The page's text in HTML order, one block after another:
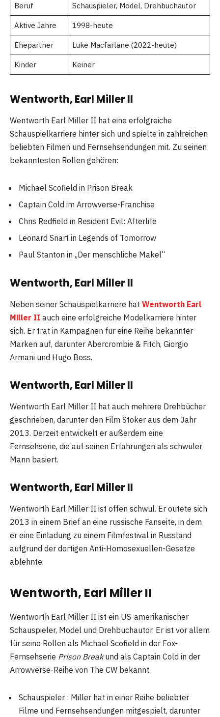
Beruf Schauspieler, Model, Drehbuchautor
Aktive Jahre 1998-heute
Ehepartner Luke Macfarlane (2022-heute)
Kinder Keiner
Wentworth, Earl Miller II
Wentworth Earl Miller II hat eine erfolgreiche
Schauspielkarriere hinter sich und spielte in zahlreichen
beliebten Filmen und Fernsehsendungen mit. Zu seinen
bekanntesten Rollen gehören:
Michael Scofield in Prison Break
Captain Cold im Arrowverse-Franchise
Chris Redfield in Resident Evil: Afterlife
Leonard Snart in Legends of Tomorrow
Paul Stanton in „Der menschliche Makel“
Wentworth, Earl Miller II
Neben seiner Schauspielkarriere hat Wentworth Earl
Miller II auch eine erfolgreiche Modelkarriere hinter
sich. Er trat in Kampagnen für eine Reihe bekannter
Marken auf, darunter Abercrombie & Fitch, Giorgio
Armani und Hugo Boss.
Wentworth, Earl Miller II
Wentworth Earl Miller II hat auch mehrere Drehbücher
geschrieben, darunter den Film Stoker aus dem Jahr
2013. Derzeit entwickelt er außerdem eine
Fernsehserie, die auf seinen Erfahrungen als schwuler
Mann basiert.
Wentworth, Earl Miller II
Wentworth Earl Miller II ist offen schwul. Er outete sich
2013 in einem Brief an eine russische Fanseite, in dem
er eine Einladung zu einem Filmfestival in Russland
aufgrund der dortigen Anti-Homosexuellen-Gesetze
ablehnte.
Wentworth, Earl Miller II
Wentworth Earl Miller II ist ein US-amerikanischer
Schauspieler, Model und Drehbuchautor. Er ist vor allem
für seine Rollen als Michael Scofield in der Fox-
Fernsehserie Prison Breakund als Captain Cold in der
Arrowverse-Reihe von The CW bekannt.
Schauspieler : Miller hat in einer Reihe beliebter
Filme und Fernsehsendungen mitgespielt, darunter